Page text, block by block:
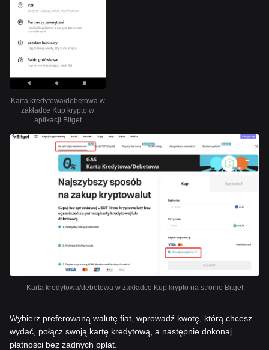
Karta kredytowa/debetowa w
zakładce Kup krypto w
aplikacji Bitget
Karta kredytowa/debetowa w zakładce Kup krypto na stronie Bitget
Wybierz preferowaną walutę fiat, wprowadź kwotę, którą chcesz
wydać, połącz swoją kartę kredytową, a następnie dokonaj
płatności bez żadnych opłat.